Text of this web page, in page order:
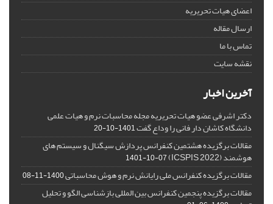
اعضای هیات تحریریه
ارسال مقاله
تماس با ما
نقشه سایت
آخرین اخبار
دکتر اشرفی عضو هیات تحریریه مجله محاسبات نرم و هیات علمی
دانشگاه کاشان دار فانی را وداع گفت1401-10-20
مقالات برگزیده هشتمین کنفرانس پردازش سیگنال و سیستم های
هوشمند (ICSPIS 2022) 1401-10-07
مقالات برگزیده کنفرانس ملی رایانش نرم و هوش محاسباتی1400-11-08
مقالات برگزیده پنجمین کنفرانس بین المللی بازشناسی الگو و تحلیل